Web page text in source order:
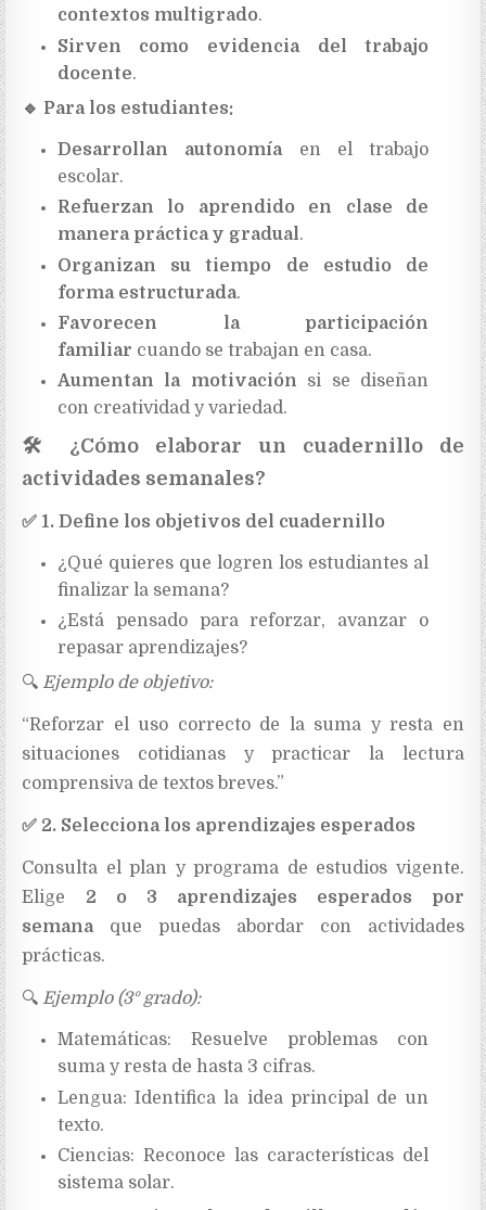
contextos multigrado.
Sirven como evidencia del trabajo
docente.
🔹 Para los estudiantes:
Desarrollan autonomíaen el trabajo
escolar.
Refuerzan lo aprendido en clase de
manera práctica y gradual.
Organizan su tiempo de estudio de
forma estructurada.
Favorecen la participación
familiar cuando se trabajan en casa.
Aumentan la motivación si se diseñan
con creatividad y variedad.
🛠
️ ¿Cómo elaborar un cuadernillo de
actividades semanales?
✅ 1. Define los objetivos del cuadernillo
¿Qué quieres que logren los estudiantes al
finalizar la semana?
¿Está pensado para reforzar, avanzar o
repasar aprendizajes?
🔍 Ejemplo de objetivo:
“Reforzar el uso correcto de la suma y resta en
situaciones cotidianas y practicar la lectura
comprensiva de textos breves.”
✅ 2. Selecciona los aprendizajes esperados
Consulta el plan y programa de estudios vigente.
Elige 2 o 3 aprendizajes esperados por
semanaque puedas abordar con actividades
prácticas.
🔍 Ejemplo (3º grado):
Matemáticas: Resuelve problemas con
suma y resta de hasta 3 cifras.
Lengua: Identifica la idea principal de un
texto.
Ciencias: Reconoce las características del
sistema solar.